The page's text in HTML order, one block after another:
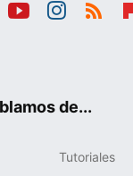
de...
Tutoriales